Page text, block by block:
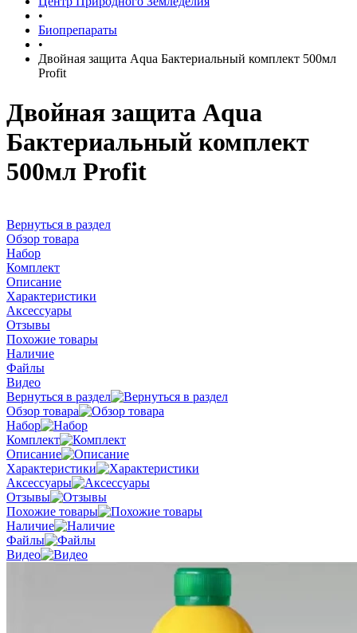
•
Биопрепараты
•
Двойная защита Aqua Бактериальный комплект 500мл
Profit
Двойная защита Aqua
Бактериальный комплект
500мл Profit
Вернуться в раздел
Обзор товара
Набор
Комплект
Описание
Характеристики
Аксессуары
Отзывы
Похожие товары
Наличие
Файлы
Видео
Вернуться в раздел
Обзор товара
Набор
Комплект
Описание
Характеристики
Аксессуары
Отзывы
Похожие товары
Наличие
Файлы
Видео